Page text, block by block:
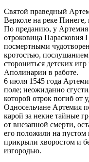
Святой праведный
Верколе на реке Пинеге,
По преданию, у Артемия
отроковица Парасковия
посмертными
кротостью,
сторониться детских
Аполинарии в работе.
6 июля 1545 года
поле; неожиданно
которой отрок погиб от
Односельчане Артемия
карой за некие тайные
от внезапной смерти,
его положили на пустом
прикрыли хворостом и
изгородью.